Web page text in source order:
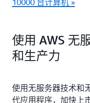
10000 台计算机 »
使用 AWS 无
和生产力
使用无服务器技术和
代应用程序，加快上